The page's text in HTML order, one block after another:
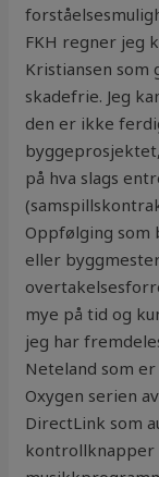
FKH regner jeg
Kristiansen som
skadefrie. Jeg
den er ikke
på hva slags
Oppfølging som
eller
mye på tid og
jeg har
Neteland som
Oxygen serien
DirectLink som
kontrollknapper